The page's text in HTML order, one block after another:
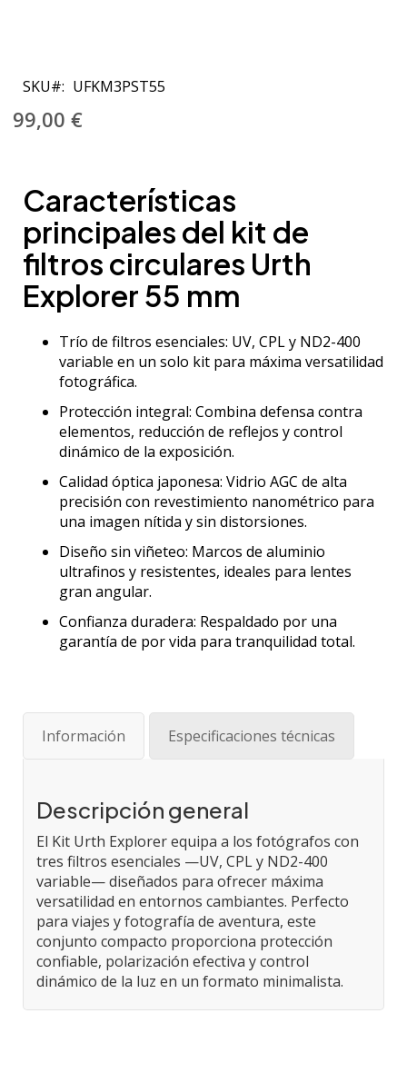
comienzo
de
la
imágenes
SKU UFKM3PST55
99,00 €
Características
principales del kit de
filtros circulares Urth
Explorer 55 mm
Trío de filtros esenciales: UV, CPL y ND2-400
variable en un solo kit para máxima versatilidad
fotográfica.
Protección integral: Combina defensa contra
elementos, reducción de reflejos y control
dinámico de la exposición.
Calidad óptica japonesa: Vidrio AGC de alta
precisión con revestimiento nanométrico para
una imagen nítida y sin distorsiones.
Diseño sin viñeteo: Marcos de aluminio
ultrafinos y resistentes, ideales para lentes
gran angular.
Confianza duradera: Respaldado por una
garantía de por vida para tranquilidad total.
Información Especificaciones técnicas
Descripción general
El Kit Urth Explorer equipa a los fotógrafos con
tres filtros esenciales —UV, CPL y ND2-400
variable— diseñados para ofrecer máxima
versatilidad en entornos cambiantes. Perfecto
para viajes y fotografía de aventura, este
conjunto compacto proporciona protección
confiable, polarización efectiva y control
dinámico de la luz en un formato minimalista.